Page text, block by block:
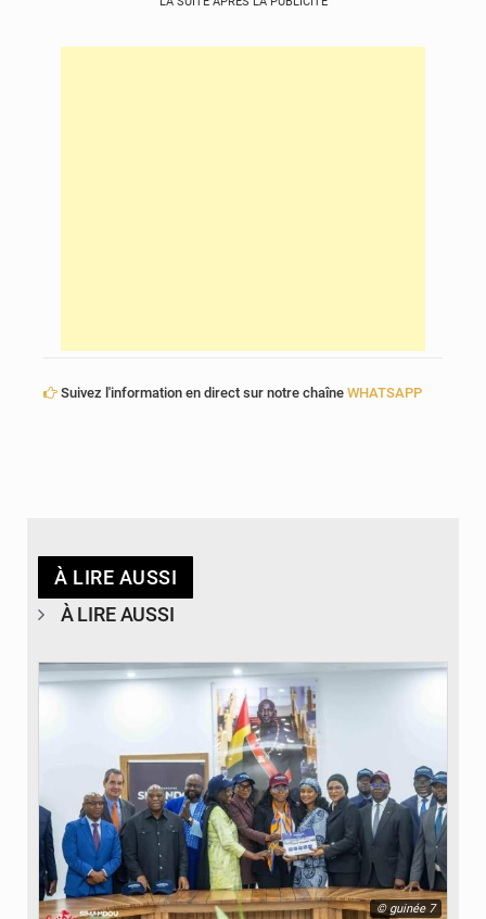
Suivez l'information en direct sur notre chaîne WHATSAPP
À LIRE AUSSI
À LIRE AUSSI
© guinée 7